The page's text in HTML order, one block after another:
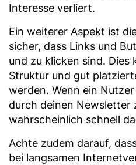
Interesse verliert.
Ein weiterer Aspekt ist
sicher, dass Links und
und zu klicken sind. Dies
Struktur und gut
werden. Wenn ein
durch deinen Newsletter
wahrscheinlich schnell
Achte zudem darauf,
bei langsamen